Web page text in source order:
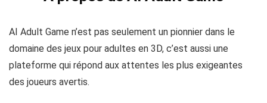
AI Adult Game n’est pas seulement un pionnier dans le
domaine des jeux pour adultes en 3D, c’est aussi une
plateforme qui répond aux attentes les plus exigeantes